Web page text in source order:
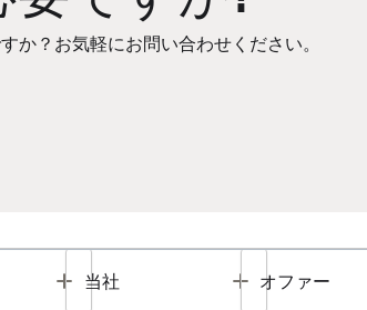
か？お気軽にお問い合わせください。
Toggle
当社 Toggle
オファー